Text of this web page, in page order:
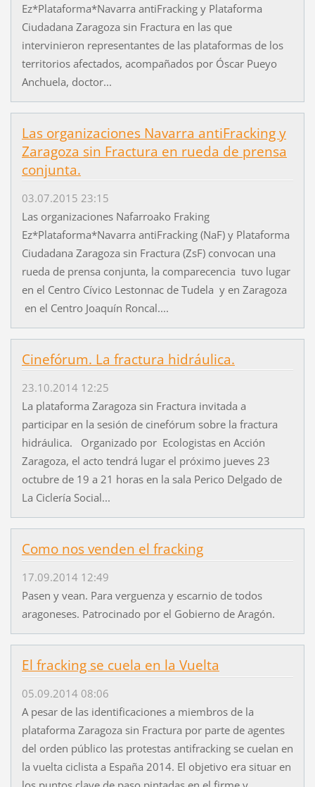
Ez*Plataforma*Navarra antiFracking y Plataforma
Ciudadana Zaragoza sin Fractura en las que
intervinieron representantes de las plataformas de los
territorios afectados, acompañados por Óscar Pueyo
Anchuela, doctor...
Las organizaciones Navarra antiFracking y
Zaragoza sin Fractura en rueda de prensa
conjunta.
03.07.2015 23:15
Las organizaciones Nafarroako Fraking
Ez*Plataforma*Navarra antiFracking (NaF) y Plataforma
Ciudadana Zaragoza sin Fractura (ZsF) convocan una
rueda de prensa conjunta, la comparecencia tuvo lugar
en el Centro Cívico Lestonnac de Tudela y en Zaragoza
en el Centro Joaquín Roncal....
Cinefórum. La fractura hidráulica.
23.10.2014 12:25
La plataforma Zaragoza sin Fractura invitada a
participar en la sesión de cinefórum sobre la fractura
hidráulica. Organizado por Ecologistas en Acción
Zaragoza, el acto tendrá lugar el próximo jueves 23
octubre de 19 a 21 horas en la sala Perico Delgado de
La Ciclería Social...
Como nos venden el fracking
17.09.2014 12:49
Pasen y vean. Para verguenza y escarnio de todos
aragoneses. Patrocinado por el Gobierno de Aragón.
El fracking se cuela en la Vuelta
05.09.2014 08:06
A pesar de las identificaciones a miembros de la
plataforma Zaragoza sin Fractura por parte de agentes
del orden público las protestas antifracking se cuelan en
la vuelta ciclista a España 2014. El objetivo era situar en